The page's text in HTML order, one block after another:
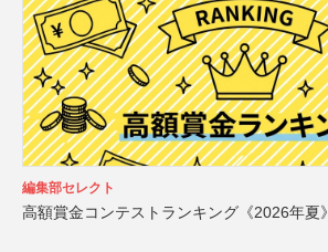
編集部セレクト
高額賞金コンテストランキング《2026年夏》